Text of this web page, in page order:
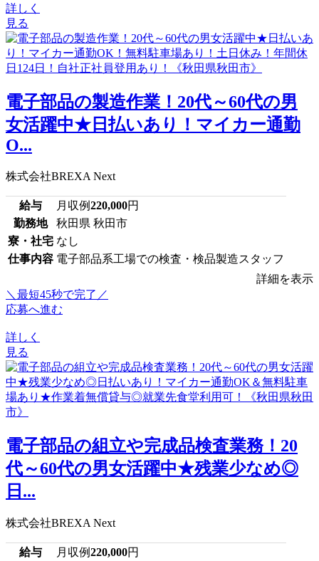
詳しく
見る
電子部品の製造作業！20代～60代の男
女活躍中★日払いあり！マイカー通勤
O...
株式会社BREXA Next
給与 月収例220,000円
勤務地
秋田県 秋田市
寮・社宅 なし
仕事内容 電子部品系工場での検査・検品製造スタッフ
詳細を表示
＼最短45秒で完了／
応募へ進む
詳しく
見る
電子部品の組立や完成品検査業務！20
代～60代の男女活躍中★残業少なめ◎
日...
株式会社BREXA Next
給与 月収例220,000円